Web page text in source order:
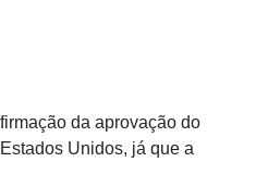
da aprovação do
Unidos, já que a